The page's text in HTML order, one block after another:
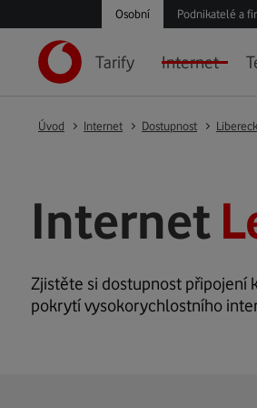
Osobní Podnikatelé a
Tarify Internet
Úvod Internet Dostupnost
Internet
Zjistěte si dostupnost připojení
pokrytí vysokorychlostního